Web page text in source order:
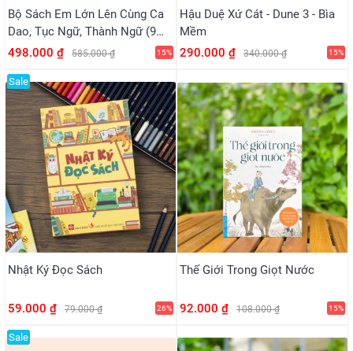
Bộ Sách Em Lớn Lên Cùng Ca
Dao, Tục Ngữ, Thành Ngữ (9
Cuốn)
498.000 ₫ 585.000 ₫ 15%
Hậu Duệ Xứ Cát - Dune 3 - Bìa
Mềm
290.000 ₫
340.000 ₫ 15%
Sale
Nhật Ký Đọc Sách
59.000 ₫ 79.000 ₫ 26%
Thế Giới Trong Giọt Nước
92.000 ₫ 108.000 ₫ 15%
Sale